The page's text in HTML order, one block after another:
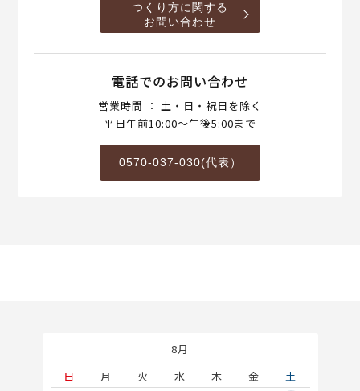
つくり方に関する
お問い合わせ
電話でのお問い合わせ
営業時間 ： 土・日・祝日を除く
平日午前10:00～午後5:00まで
0570-037-030(代表）
8月
日
月 火 水 木 金
土